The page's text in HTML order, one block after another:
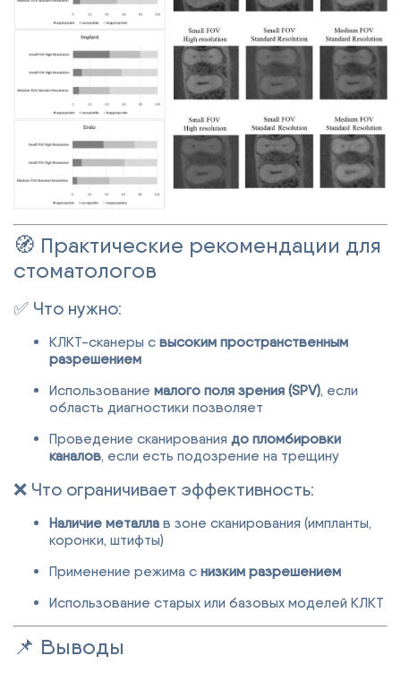
🧭 Практические рекомендации для
стоматологов
✅ Что нужно:
КЛКТ-сканеры с высоким пространственным
разрешением
Использование малого поля зрения (SPV), если
область диагностики позволяет
Проведение сканирования до пломбировки
каналов, если есть подозрение на трещину
❌ Что ограничивает эффективность:
Наличие металла в зоне сканирования (импланты,
коронки, штифты)
Применение режима с низким разрешением
Использование старых или базовых моделей КЛКТ
📌 Выводы